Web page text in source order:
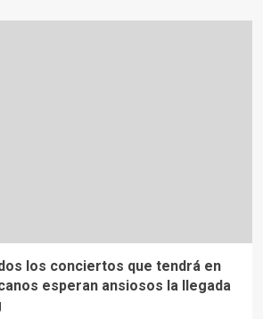
los conciertos que tendrá en
esperan ansiosos la llegada